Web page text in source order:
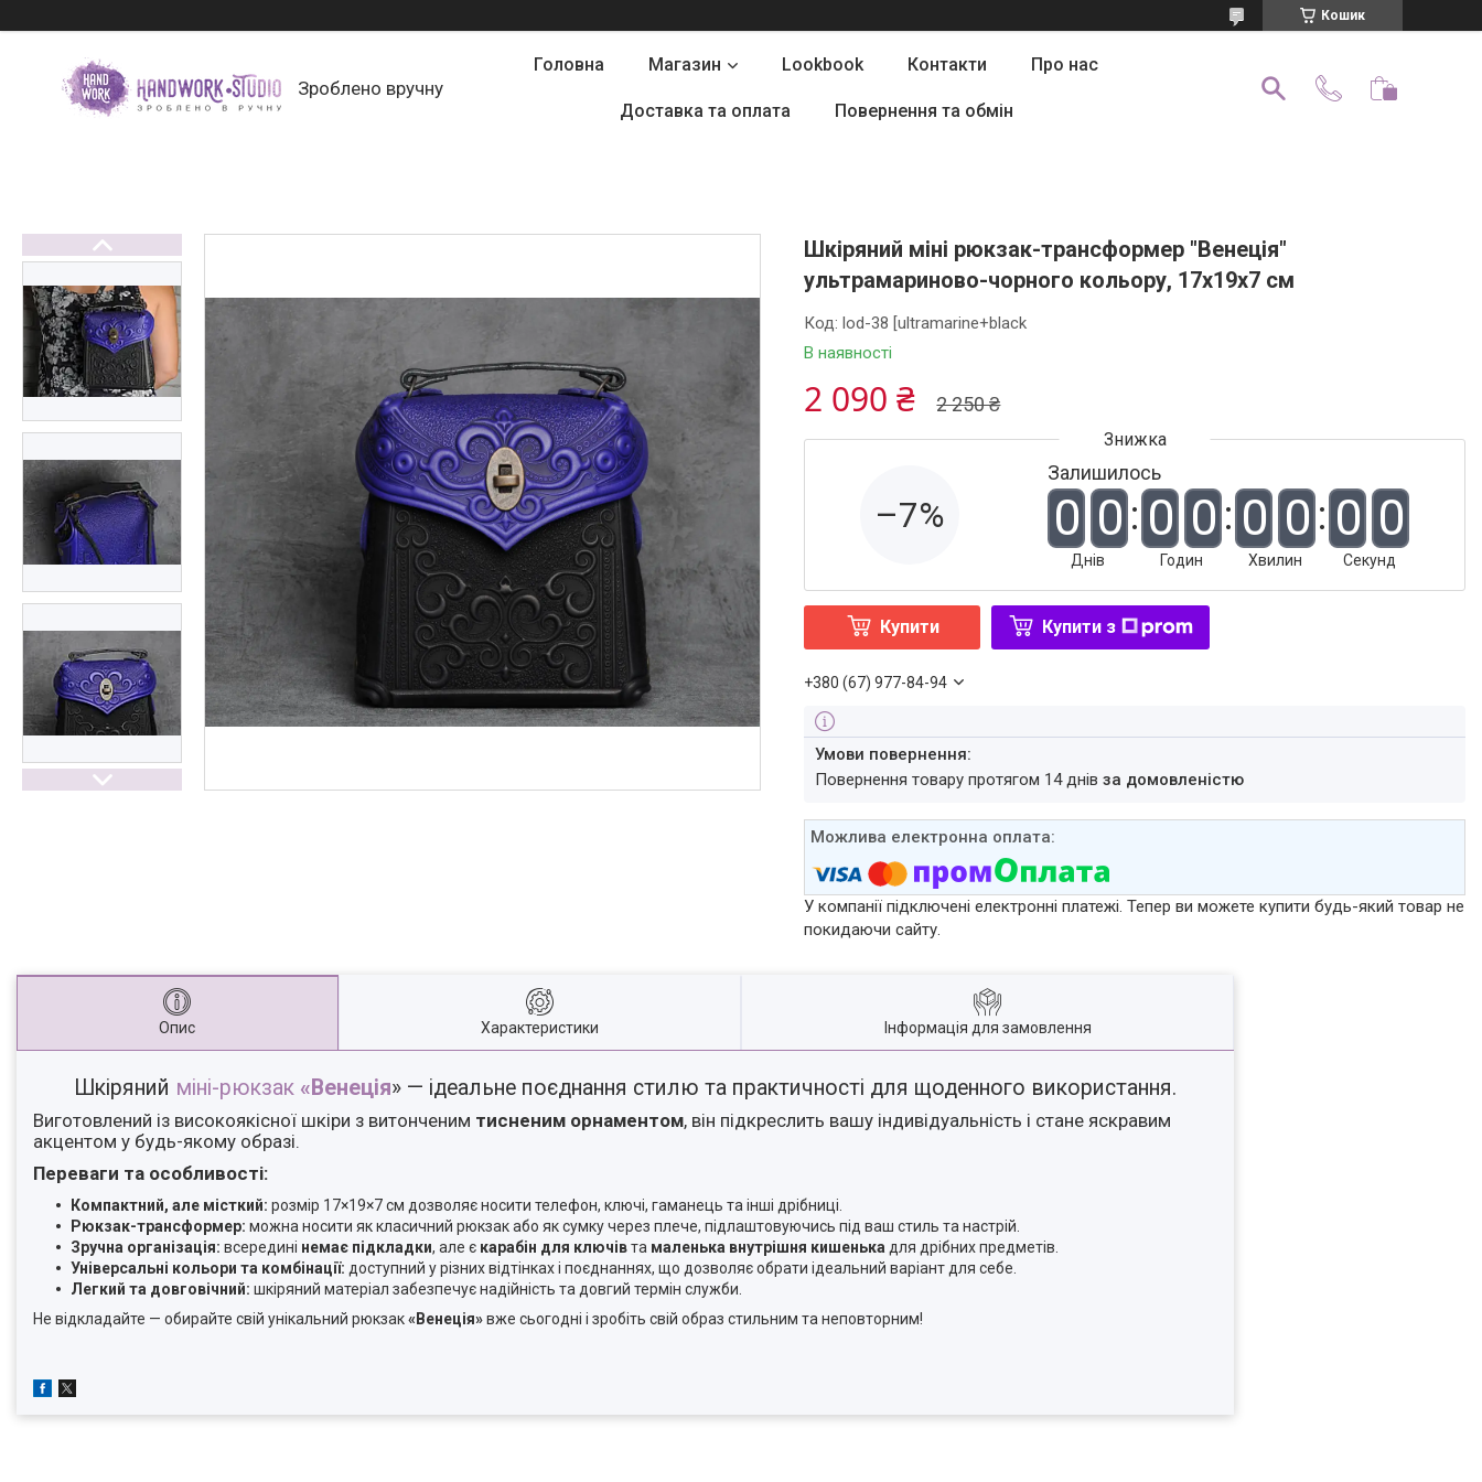
Кошик
Зроблено вручну
Головна Магазин Lookbook Контакти Про нас
Доставка та оплата Повернення та обмін
Шкіряний міні рюкзак-трансформер "Венеція"
ультрамариново-чорного кольору, 17х19х7 см
В наявності
Код:lod-38 [ultramarine+black
2 250 ₴
2 090 ₴
–7%
Залишилось
0 0
Днів
0 0
Годин
0 0
Хвилин
0 0
Секунд
Купити Купити з
+380 (67) 977-84-94
повернення товару протягом 14 днівза домовленістю
У компанії підключені електронні платежі. Тепер ви можете купити будь-який товар не
покидаючи сайту.
Опис Характеристики Інформація для замовлення
Шкіряний міні-рюкзак «Венеція» — ідеальне поєднання стилю та практичності для щоденного використання.
Виготовлений із високоякісної шкіри з витонченим тисненим орнаментом, він підкреслить вашу індивідуальність і стане яскравим
акцентом у будь-якому образі.
Переваги та особливості:
Компактний, але місткий: розмір 17×19×7 см дозволяє носити телефон, ключі, гаманець та інші дрібниці.
Рюкзак-трансформер: можна носити як класичний рюкзак або як сумку через плече, підлаштовуючись під ваш стиль та настрій.
Зручна організація: всередині немає підкладки, але є карабін для ключівта маленька внутрішня кишенька для дрібних предметів.
Універсальні кольори та комбінації: доступний у різних відтінках і поєднаннях, що дозволяє обрати ідеальний варіант для себе.
Легкий та довговічний: шкіряний матеріал забезпечує надійність та довгий термін служби.
Не відкладайте — обирайте свій унікальний рюкзак«Венеція»вже сьогодні і зробіть свій образ стильним та неповторним!